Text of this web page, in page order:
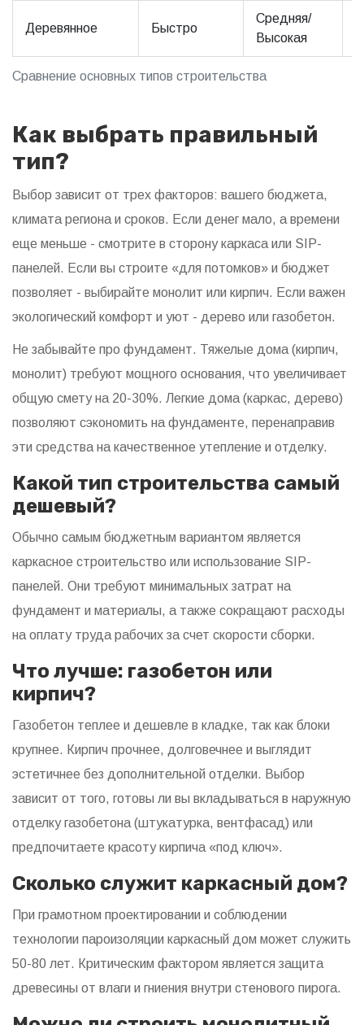
Сравнение основных типов строительства
Деревянное Быстро
Средняя/
Высокая
Как выбрать правильный
тип?
Выбор зависит от трех факторов: вашего бюджета,
климата региона и сроков. Если денег мало, а времени
еще меньше - смотрите в сторону каркаса или SIP-
панелей. Если вы строите «для потомков» и бюджет
позволяет - выбирайте монолит или кирпич. Если важен
экологический комфорт и уют - дерево или газобетон.
Не забывайте про фундамент. Тяжелые дома (кирпич,
монолит) требуют мощного основания, что увеличивает
общую смету на 20-30%. Легкие дома (каркас, дерево)
позволяют сэкономить на фундаменте, перенаправив
эти средства на качественное утепление и отделку.
Какой тип строительства самый
дешевый?
Обычно самым бюджетным вариантом является
каркасное строительство или использование SIP-
панелей. Они требуют минимальных затрат на
фундамент и материалы, а также сокращают расходы
на оплату труда рабочих за счет скорости сборки.
Что лучше: газобетон или
кирпич?
Газобетон теплее и дешевле в кладке, так как блоки
крупнее. Кирпич прочнее, долговечнее и выглядит
эстетичнее без дополнительной отделки. Выбор
зависит от того, готовы ли вы вкладываться в наружную
отделку газобетона (штукатурка, вентфасад) или
предпочитаете красоту кирпича «под ключ».
Сколько служит каркасный дом?
При грамотном проектировании и соблюдении
технологии пароизоляции каркасный дом может служить
50-80 лет. Критическим фактором является защита
древесины от влаги и гниения внутри стенового пирога.